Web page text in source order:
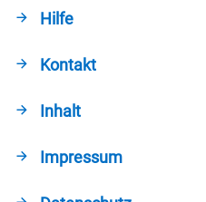
Hilfe
Kontakt
Inhalt
Impressum